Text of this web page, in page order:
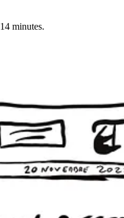
14 minutes.